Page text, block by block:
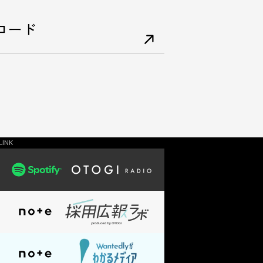
ード